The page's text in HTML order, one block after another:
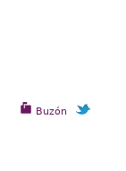
Buzón